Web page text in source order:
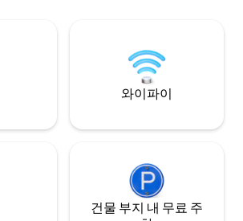
열리는 주간 시장.
와이파이
건물 부지 내 무료 주